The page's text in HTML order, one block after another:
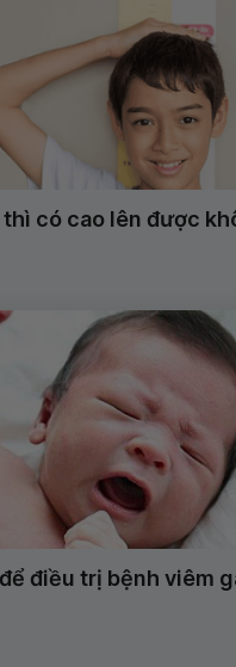
có cao lên được
điều trị bệnh viêm